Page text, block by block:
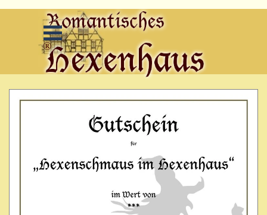
Menü überspringen
®
Menü überspringen